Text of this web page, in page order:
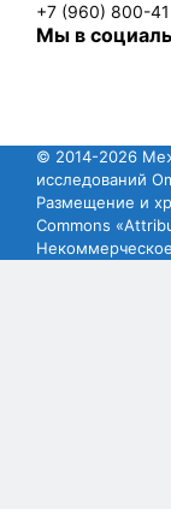
+7 (960) 800-
Мы в
© 2014-2026
исследований
Размещение и
Commons